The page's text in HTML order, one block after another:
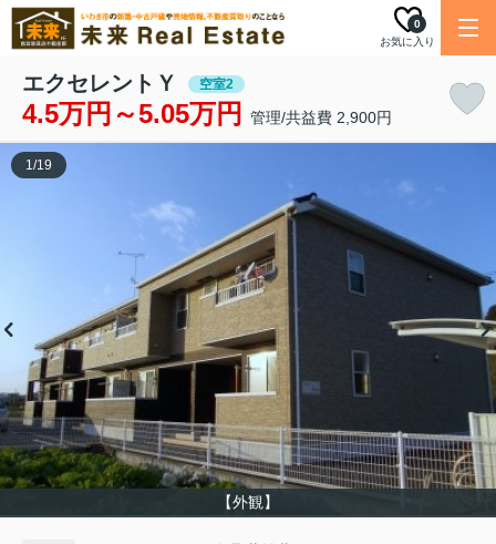
お気に入り
0
エクセレントＹ 空室2
4.5万円～5.05万円 管理/共益費 2,900円
【外観】
1/19